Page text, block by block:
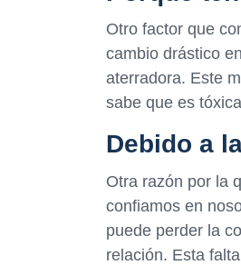
Otro factor que
cambio drástico
aterradora. Este
sabe que es
Debido a
Otra razón por la
confiamos en
puede perder la
relación. Esta